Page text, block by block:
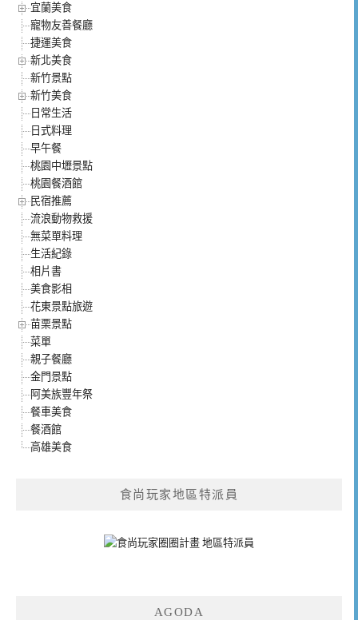
宜蘭美食
寵物友善餐廳
捷運美食
新北美食
新竹景點
新竹美食
日常生活
日式料理
早午餐
桃園中壢景點
桃園餐酒館
民宿推薦
流浪動物救援
無菜單料理
生活紀錄
相片書
美食影相
花東景點旅遊
苗栗景點
菜單
親子餐廳
金門景點
阿美族豐年祭
餐車美食
餐酒館
高雄美食
食尚玩家地區特派員
AGODA